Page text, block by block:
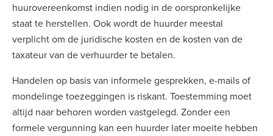
huurovereenkomst indien nodig in de oorspronkelijke
staat te herstellen. Ook wordt de huurder meestal
verplicht om de juridische kosten en de kosten van de
taxateur van de verhuurder te betalen.
Handelen op basis van informele gesprekken, e-mails of
mondelinge toezeggingen is riskant. Toestemming moet
altijd naar behoren worden vastgelegd. Zonder een
formele vergunning kan een huurder later moeite hebben